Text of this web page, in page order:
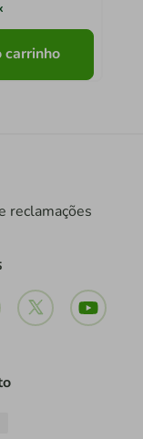
carrinho
reclamações